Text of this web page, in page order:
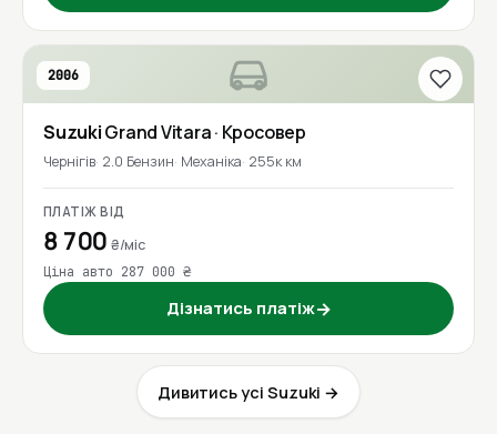
2006
SuzukiGrand Vitara· Кросовер
Чернігів 2.0 Бензин Механіка 255к км
ПЛАТІЖ ВІД
8 700₴/міс
Ціна авто 287 000 ₴
Дізнатись платіж→
Дивитись усі Suzuki →